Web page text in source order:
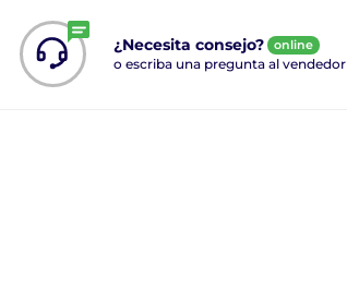
¿Necesita consejo? online
o escriba una pregunta al vendedor